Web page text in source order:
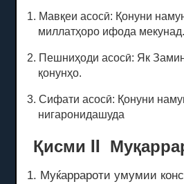
1. Мавқеи асосӣ: Қонуни
миллатҳоро ифода мекунад.
2. Пешниҳоди асосӣ: Як
қонунҳо.
3. Сифати асосӣ: Қонуни
нигаронидашуда
Қисми II
1. Муќаррароти умумии